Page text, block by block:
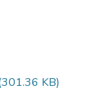
KB)